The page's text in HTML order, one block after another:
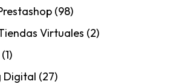
(98)
Virtuales (2)
(1)
Digital (27)